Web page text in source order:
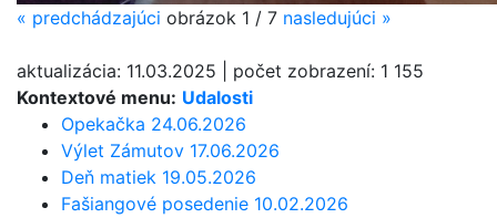
Kontextové menu: Udalosti
Opekačka 24.06.2026
Výlet Zámutov 17.06.2026
Deň matiek 19.05.2026
Fašiangové posedenie 10.02.2026
« predchádzajúci obrázok 1 / 7 nasledujúci »
aktualizácia: 11.03.2025 počet zobrazení: 1 155